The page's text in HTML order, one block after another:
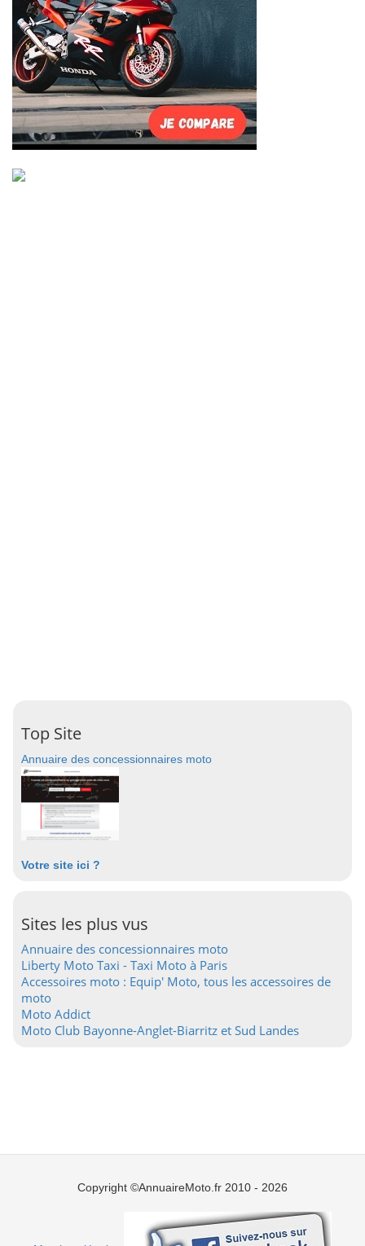
Top Site
Annuaire des concessionnaires moto
Votre site ici ?
Sites les plus vus
Annuaire des concessionnaires moto
Liberty Moto Taxi - Taxi Moto à Paris
Accessoires moto : Equip' Moto, tous les accessoires de
moto
Moto Addict
Moto Club Bayonne-Anglet-Biarritz et Sud Landes
Copyright ©AnnuaireMoto.fr 2010 - 2026